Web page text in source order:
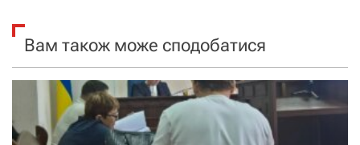
з
а
и
Вам також може сподобатися